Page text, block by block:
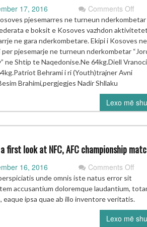
17, 2016 Comments Offon
i
në
në
pjesemarres ne turneun
e boksit e Kosoves vazhdon
ne gara nderkombetare. Ekipi i Kosoves
pjesemarje ne turneun nderkombetar
ne Shtip te Naqedonise.Ne 64kg.Diell Vranoci
Behrami i ri (Youth)trajner Avni
Brahimi,pergjegjes Nadir Shllaku
Lexo më
first look at NFC, AFC championship
16, 2016 Comments Offon
a
first
look
at
unde omnis iste natus error sit
accusantium doloremque laudantium,
eaque ipsa quae ab illo inventore veritatis.
Lexo më